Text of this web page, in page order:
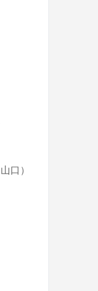
口）